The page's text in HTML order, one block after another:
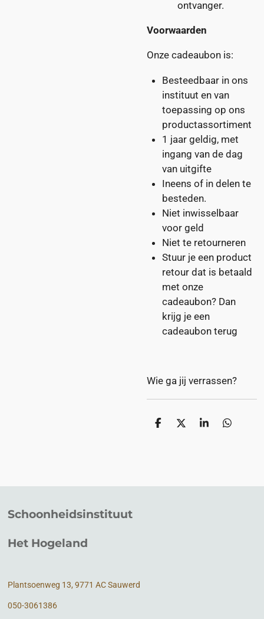
ontvanger.
Voorwaarden
Onze cadeaubon is:
Besteedbaar in ons
instituut en van
toepassing op ons
productassortiment
1 jaar geldig, met
ingang van de dag
van uitgifte
Ineens of in delen te
besteden.
Niet inwisselbaar
voor geld
Niet te retourneren
Stuur je een product
retour dat is betaald
met onze
cadeaubon? Dan
krijg je een
cadeaubon terug
Wie ga jij verrassen?
D
D
S
D
Schoonheidsinstituut
Het Hogeland
Plantsoenweg 13, 9771 AC Sauwerd
050-3061386